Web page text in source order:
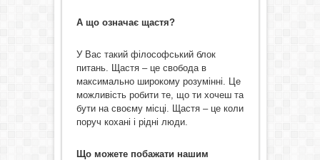
А що означає щастя?
У Вас такий філософський блок
питань. Щастя – це свобода в
максимально широкому розумінні. Це
можливість робити те, що ти хочеш та
бути на своєму місці. Щастя – це коли
поруч кохані і рідні люди.
Що можете побажати нашим